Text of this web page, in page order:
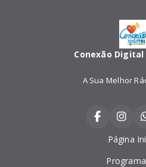
Conexão Digital
A Sua Melhor
Página